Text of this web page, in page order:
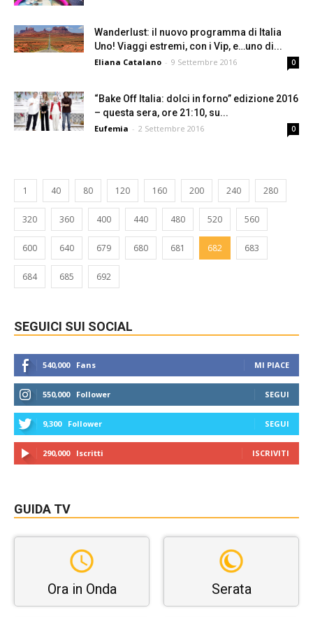
Wanderlust: il nuovo programma di Italia
Uno! Viaggi estremi, con i Vip, e…uno di...
Eliana Catalano - 9 Settembre 2016 0
“Bake Off Italia: dolci in forno” edizione 2016
– questa sera, ore 21:10, su...
Eufemia - 2 Settembre 2016 0
1 40 80 120 160 200 240 280
320 360 400 440 480 520 560
600 640 679 680 681 682 683
684 685 692
SEGUICI SUI SOCIAL
540,000 Fans MI PIACE
550,000 Follower SEGUI
9,300 Follower SEGUI
290,000 Iscritti ISCRIVITI
GUIDA TV
Ora in Onda Serata